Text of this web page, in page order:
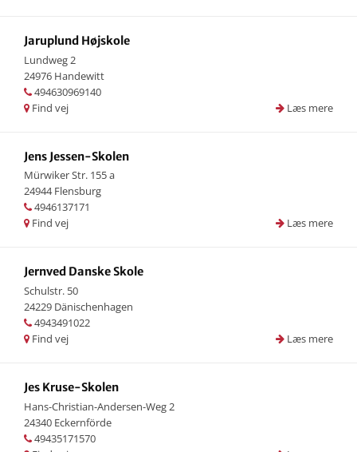
Jaruplund Højskole
Lundweg 2
24976 Handewitt
494630969140
Læs mere
Find vej
Jens Jessen-Skolen
Mürwiker Str. 155 a
24944 Flensburg
4946137171
Læs mere
Find vej
Jernved Danske Skole
Schulstr. 50
24229 Dänischenhagen
4943491022
Læs mere
Find vej
Jes Kruse-Skolen
Hans-Christian-Andersen-Weg 2
24340 Eckernförde
49435171570